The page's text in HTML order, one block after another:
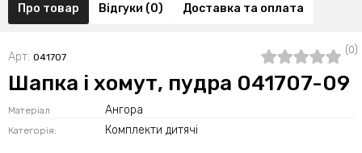
Про товар Відгуки (0) Доставка та оплата
Арт. 041707
(0)
Шапка і хомут, пудра 041707-09
Матеріал Ангора
Категорія: Комплекти дитячі